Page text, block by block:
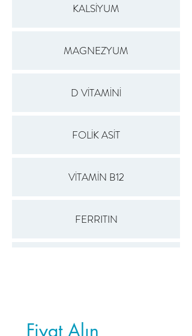
KALSİYUM
MAGNEZYUM
D VİTAMİNİ
FOLİK ASİT
VİTAMİN B12
FERRITIN
Fiyat Alın